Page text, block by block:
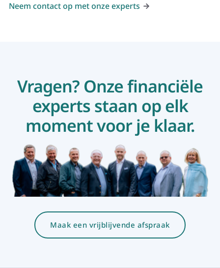
Neem contact op met onze experts
Vragen? Onze financiële
experts staan op elk
moment voor je klaar.
Maak een vrijblijvende afspraak